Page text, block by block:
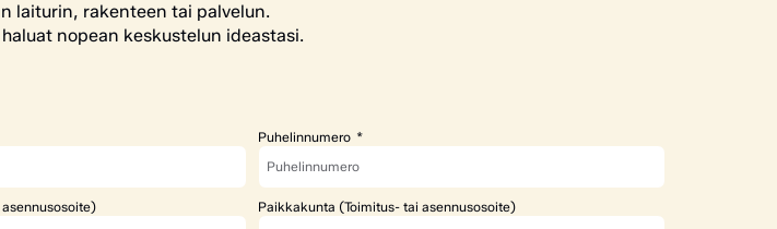
laiturin, rakenteen tai palvelun.
nopean keskustelun ideastasi.
Puhelinnumero
Paikkakunta (Toimitus- tai asennusosoite)